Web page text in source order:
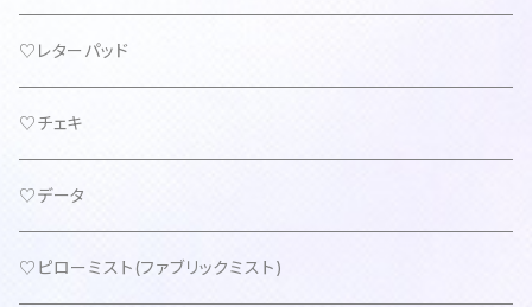
♡レターパッド
♡チェキ
♡データ
♡ピローミスト(ファブリックミスト)